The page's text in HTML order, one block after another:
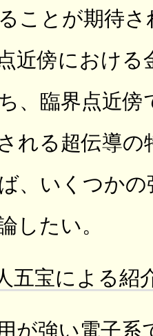
ことが期待
近傍における
、臨界点近
れる超伝導
、いくつか
したい。
五宝による紹
が強い電子系